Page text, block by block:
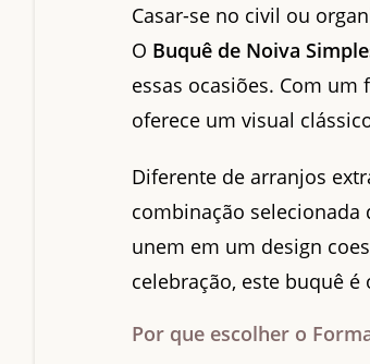
Casar-se no civil ou
O Buquê de Noiva
essas ocasiões. Com
oferece um visual
Diferente de arranjos
combinação selecionada
unem em um design
celebração, este buquê
Por que escolher o